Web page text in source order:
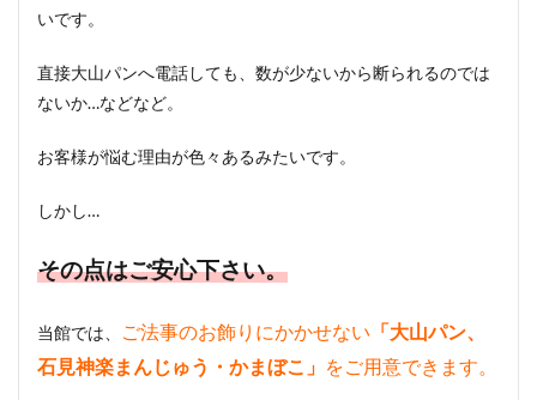
いです。
直接大山パンへ電話しても、数が少ないから断られるのでは
ないか…などなど。
お客様が悩む理由が色々あるみたいです。
しかし…
その点はご安心下さい。
当館では、 ご法事のお飾りにかかせない 「大山パン、
石見神楽まんじゅう・かまぼこ」 をご用意できます。